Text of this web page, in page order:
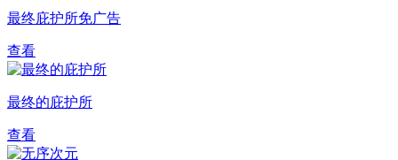
最终庇护所免广告
查看
最终的庇护所
查看